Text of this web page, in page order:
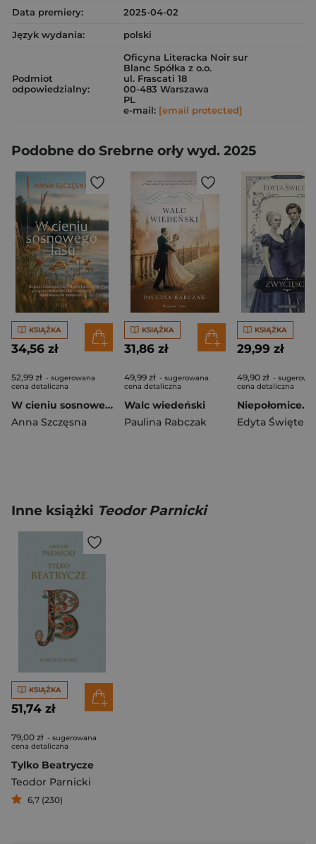
Data premiery:
2025-04-02
Język wydania:
polski
Podmiot
odpowiedzialny:
Oficyna Literacka Noir sur
Blanc Spółka z o.o.
ul. Frascati 18
00-483 Warszawa
PL
e-mail: [email protected]
Podobne do Srebrne orły wyd. 2025
KSIĄŻKA
34,56 zł
52,99 zł - sugerowana
cena detaliczna
W cieniu sosnowego lasu
Anna Szczęsna
KSIĄŻKA
31,86 zł
49,99 zł - sugerowana
cena detaliczna
Walc wiedeński
Paulina Rabczak
KSIĄŻKA
29,99 zł
49,90 zł -
cena detaliczna
Edyta Świętek
Inne książki Teodor Parnicki
KSIĄŻKA
51,74 zł
79,00 zł - sugerowana
cena detaliczna
Tylko Beatrycze
Teodor Parnicki
6,7 (230)